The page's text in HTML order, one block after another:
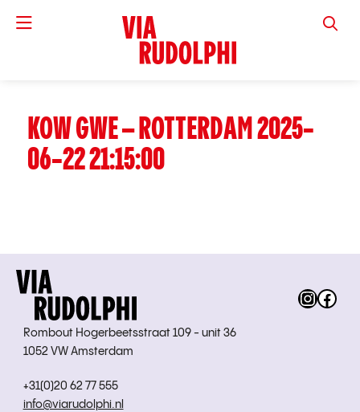
VIA
KOW GWE – ROTTERDAM 2025-
06-22 21:15:00
Rombout Hogerbeetsstraat 109 - unit 36
1052 VW Amsterdam
+31(0)20 62 77 555
info@viarudolphi.nl